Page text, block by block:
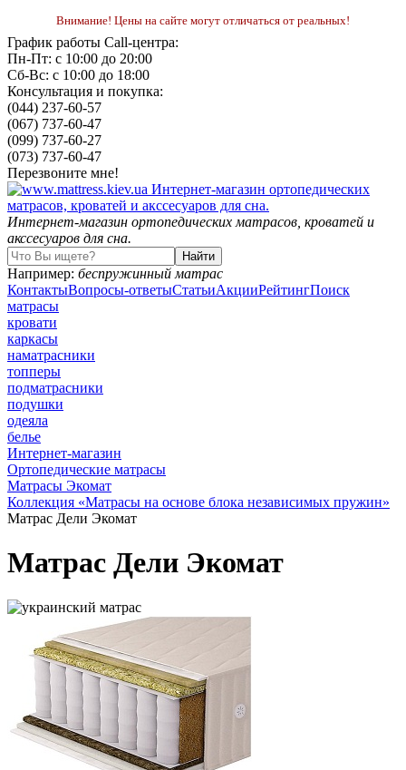
Внимание! Цены на сайте могут отличаться от реальных!
График работы Call-центра:
Пн-Пт: с 10:00 до 20:00
Сб-Вс: с 10:00 до 18:00
Консультация и покупка:
(044) 237-60-57
(067) 737-60-47
(099) 737-60-27
(073) 737-60-47
Перезвоните мне!
Интернет-магазин ортопедических матрасов, кроватей и
акссесуаров для сна.
Например: беспружинный матрас
КонтактыВопросы-ответыСтатьиАкцииРейтингПоиск
матрасы
кровати
каркасы
наматрасники
топперы
подматрасники
подушки
одеяла
белье
Интернет-магазин
Ортопедические матрасы
Матрасы Экомат
Коллекция «Матрасы на основе блока независимых пружин»
Матрас Дели Экомат
Матрас Дели Экомат